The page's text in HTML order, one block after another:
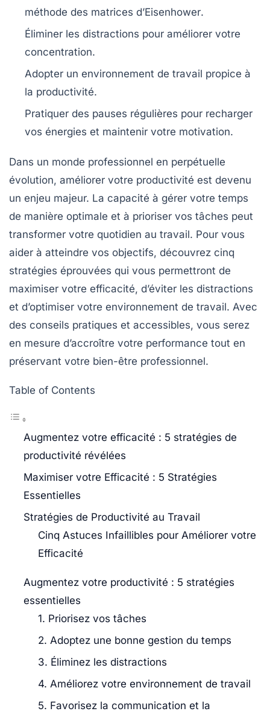
méthode des matrices d’Eisenhower.
Éliminer les distractions pour améliorer votre
concentration.
Adopter un environnement de travail propice à
la productivité.
Pratiquer des pauses régulières pour recharger
vos énergies et maintenir votre motivation.
Dans un monde professionnel en perpétuelle
évolution, améliorer votre productivité est devenu
un enjeu majeur. La capacité à gérer votre temps
de manière optimale et à prioriser vos tâches peut
transformer votre quotidien au travail. Pour vous
aider à atteindre vos objectifs, découvrez cinq
stratégies éprouvées qui vous permettront de
maximiser votre efficacité, d’éviter les distractions
et d’optimiser votre environnement de travail. Avec
des conseils pratiques et accessibles, vous serez
en mesure d’accroître votre performance tout en
préservant votre bien-être professionnel.
Table of Contents
Augmentez votre efficacité : 5 stratégies de
productivité révélées
Maximiser votre Efficacité : 5 Stratégies
Essentielles
Stratégies de Productivité au Travail
Cinq Astuces Infaillibles pour Améliorer votre
Efficacité
Augmentez votre productivité : 5 stratégies
essentielles
1. Priorisez vos tâches
2. Adoptez une bonne gestion du temps
3. Éliminez les distractions
4. Améliorez votre environnement de travail
5. Favorisez la communication et la